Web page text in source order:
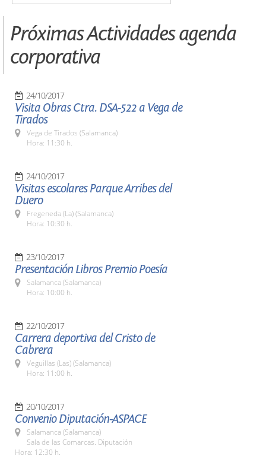
Próximas Actividades agenda
corporativa
24/10/2017
Visita Obras Ctra. DSA-522 a Vega de
Tirados
Vega de Tirados (Salamanca)
Hora: 11:30 h.
24/10/2017
Visitas escolares Parque Arribes del
Duero
Fregeneda (La) (Salamanca)
Hora: 10:30 h.
23/10/2017
Presentación Libros Premio Poesía
Salamanca (Salamanca)
Hora: 10:00 h.
22/10/2017
Carrera deportiva del Cristo de
Cabrera
Veguillas (Las) (Salamanca)
Hora: 11:00 h.
20/10/2017
Convenio Diputación-ASPACE
Salamanca (Salamanca)
Sala de las Comarcas. Diputación
Hora: 12:30 h.